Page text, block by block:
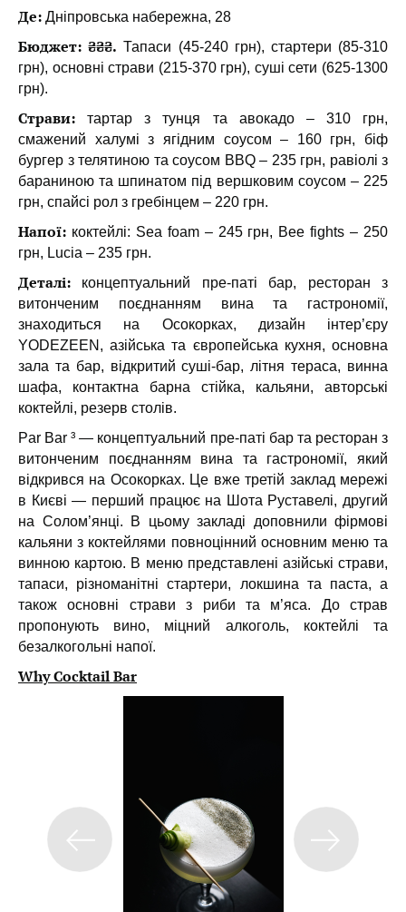
Де: Дніпровська набережна, 28
Бюджет: ₴₴₴. Тапаси (45-240 грн), стартери (85-310
грн), основні страви (215-370 грн), суші сети (625-1300
грн).
Страви: тартар з тунця та авокадо – 310 грн,
смажений халумі з ягідним соусом – 160 грн, біф
бургер з телятиною та соусом BBQ – 235 грн, равіолі з
бараниною та шпинатом під вершковим соусом – 225
грн, спайсі рол з гребінцем – 220 грн.
Напої: коктейлі: Sea foam – 245 грн, Bee fights – 250
грн, Lucia – 235 грн.
Деталі: концептуальний пре-паті бар, ресторан з
витонченим поєднанням вина та гастрономії,
знаходиться на Осокорках, дизайн інтер’єру
YODEZEEN, азійська та європейська кухня, основна
зала та бар, відкритий суші-бар, літня тераса, винна
шафа, контактна барна стійка, кальяни, авторські
коктейлі, резерв столів.
Par Bar ³ — концептуальний пре-паті бар та ресторан з
витонченим поєднанням вина та гастрономії, який
відкрився на Осокорках. Це вже третій заклад мережі
в Києві — перший працює на Шота Руставелі, другий
на Солом’янці. В цьому закладі доповнили фірмові
кальяни з коктейлями повноцінний основним меню та
винною картою. В меню представлені азійські страви,
тапаси, різноманітні стартери, локшина та паста, а
також основні страви з риби та м’яса. До страв
пропонують вино, міцний алкоголь, коктейлі та
безалкогольні напої.
Why Cocktail Bar